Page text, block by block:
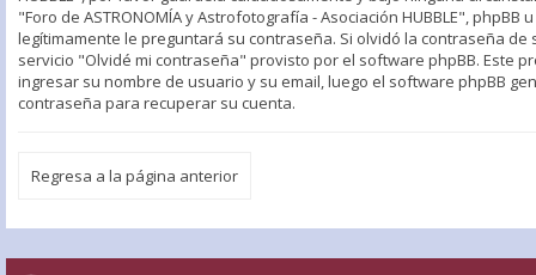
"Foro de ASTRONOMÍA y Astrofotografía - Asociación HUBBLE", phpBB
legítimamente le preguntará su contraseña. Si olvidó la contraseña de
servicio "Olvidé mi contraseña" provisto por el software phpBB. Este
ingresar su nombre de usuario y su email, luego el software phpBB
contraseña para recuperar su cuenta.
Regresa a la página anterior